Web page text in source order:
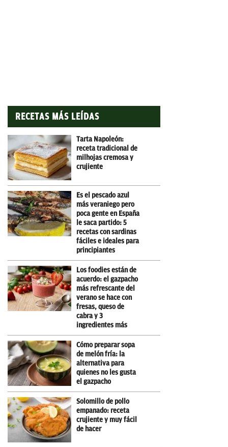
RECETAS MÁS LEÍDAS
Tarta Napoleón:
receta tradicional de
milhojas cremosa y
crujiente
Es el pescado azul
más veraniego pero
poca gente en España
le saca partido: 5
recetas con sardinas
fáciles e ideales para
principiantes
Los foodies están de
acuerdo: el gazpacho
más refrescante del
verano se hace con
fresas, queso de
cabra y 3
ingredientes más
Cómo preparar sopa
de melón fría: la
alternativa para
quienes no les gusta
el gazpacho
Solomillo de pollo
empanado: receta
crujiente y muy fácil
de hacer